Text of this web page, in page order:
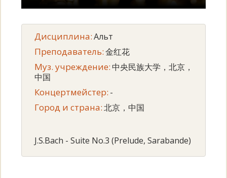
Дисциплина:Альт
Преподаватель:金红花
Муз. учреждение: 中央民族大学，北京，
中国
Концертмейстер: -
Город и страна:北京，中国
J.S.Bach - Suite No.3 (Prelude, Sarabande)